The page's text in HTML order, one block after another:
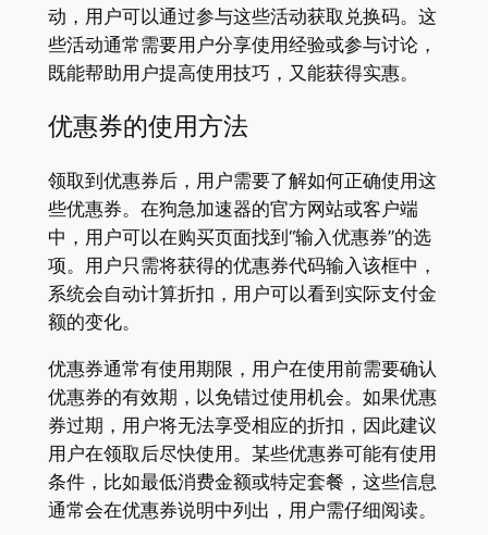
动，用户可以通过参与这些活动获取兑换码。这
些活动通常需要用户分享使用经验或参与讨论，
既能帮助用户提高使用技巧，又能获得实惠。
优惠券的使用方法
领取到优惠券后，用户需要了解如何正确使用这
些优惠券。在狗急加速器的官方网站或客户端
中，用户可以在购买页面找到“输入优惠券”的选
项。用户只需将获得的优惠券代码输入该框中，
系统会自动计算折扣，用户可以看到实际支付金
额的变化。
优惠券通常有使用期限，用户在使用前需要确认
优惠券的有效期，以免错过使用机会。如果优惠
券过期，用户将无法享受相应的折扣，因此建议
用户在领取后尽快使用。某些优惠券可能有使用
条件，比如最低消费金额或特定套餐，这些信息
通常会在优惠券说明中列出，用户需仔细阅读。